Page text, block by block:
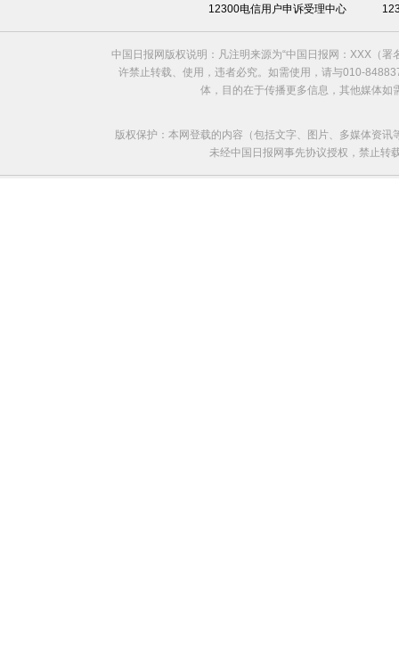
12300电信用户申诉受理中心
中国日报网版权说明：凡注明来源为“中国日报网：XXX（
许禁止转载、使用，违者必究。如需使用，请与010-
体，目的在于传播更多信息，其他媒体
版权保护：本网登载的内容（包括文字、图片、多媒体资
未经中国日报网事先协议授权，禁止转